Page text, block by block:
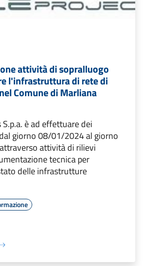
attività di sopralluogo
l'infrastruttura di rete di
Comune di Marliana
è ad effettuare dei
giorno 08/01/2024 al giorno
attività di rilievi
tecnica per
delle infrastrutture